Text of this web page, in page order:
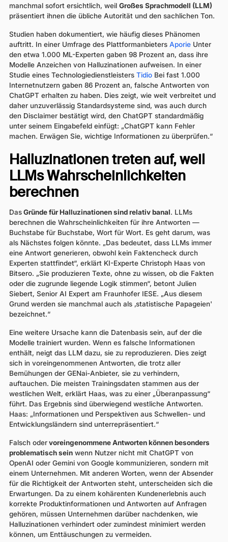
manchmal sofort ersichtlich, weil Großes Sprachmodell (LLM)
präsentiert ihnen die übliche Autorität und den sachlichen Ton.
Studien haben dokumentiert, wie häufig dieses Phänomen
auftritt. In einer Umfrage des Plattformanbieters AporieUnter
den etwa 1.000 ML-Experten gaben 98 Prozent an, dass ihre
Modelle Anzeichen von Halluzinationen aufweisen. In einer
Studie eines Technologiedienstleisters TidioBei fast 1.000
Internetnutzern gaben 86 Prozent an, falsche Antworten von
ChatGPT erhalten zu haben. Dies zeigt, wie weit verbreitet und
daher unzuverlässig Standardsysteme sind, was auch durch
den Disclaimer bestätigt wird, den ChatGPT standardmäßig
unter seinem Eingabefeld einfügt: „ChatGPT kann Fehler
machen. Erwägen Sie, wichtige Informationen zu überprüfen.“
Halluzinationen treten auf, weil
LLMs Wahrscheinlichkeiten
berechnen
DasGründe für Halluzinationen sind relativ banal. LLMs
berechnen die Wahrscheinlichkeiten für ihre Antworten —
Buchstabe für Buchstabe, Wort für Wort. Es geht darum, was
als Nächstes folgen könnte. „Das bedeutet, dass LLMs immer
eine Antwort generieren, obwohl kein Faktencheck durch
Experten stattfindet“, erklärt KI-Experte Christoph Haas von
Bitsero. „Sie produzieren Texte, ohne zu wissen, ob die Fakten
oder die zugrunde liegende Logik stimmen“, betont Julien
Siebert, Senior AI Expert am Fraunhofer IESE. „Aus diesem
Grund werden sie manchmal auch als ‚statistische Papageien'
bezeichnet.“
Eine weitere Ursache kann die Datenbasis sein, auf der die
Modelle trainiert wurden. Wenn es falsche Informationen
enthält, neigt das LLM dazu, sie zu reproduzieren. Dies zeigt
sich in voreingenommenen Antworten, die trotz aller
Bemühungen der GENai-Anbieter, sie zu verhindern,
auftauchen. Die meisten Trainingsdaten stammen aus der
westlichen Welt, erklärt Haas, was zu einer „Überanpassung“
führt. Das Ergebnis sind überwiegend westliche Antworten.
Haas: „Informationen und Perspektiven aus Schwellen- und
Entwicklungsländern sind unterrepräsentiert.“
Falsch odervoreingenommene Antworten können besonders
problematisch seinwenn Nutzer nicht mit ChatGPT von
OpenAI oder Gemini von Google kommunizieren, sondern mit
einem Unternehmen. Mit anderen Worten, wenn der Absender
für die Richtigkeit der Antworten steht, unterscheiden sich die
Erwartungen. Da zu einem kohärenten Kundenerlebnis auch
korrekte Produktinformationen und Antworten auf Anfragen
gehören, müssen Unternehmen darüber nachdenken, wie
Halluzinationen verhindert oder zumindest minimiert werden
können, um Enttäuschungen zu vermeiden.